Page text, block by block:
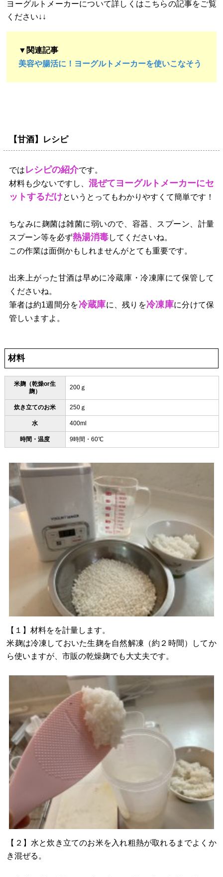
ヨーグルトメーカーについて詳しくはこちらの記事をご覧
ください↓↓
▼関連記事
美容や腸活に！ヨーグルトメーカーを使いこなそう
【甘酒】レシピ
ではレシピの紹介です。
材料も少ないですし、 混ぜてヨーグルトメーカーにセ
ットするだけというとってもわかりやすくて簡単です！
ちなみに麹菌は雑菌に弱いので、容器、スプーン、計量
スプーン等を必ず熱湯消毒してくださいね。
この作業は面倒かもしれませんがとても重要です。
出来上がった甘酒は早めに冷蔵庫・冷凍庫にて保管して
くださいね。
筆者は約1週間分を冷蔵庫に、残りを冷凍庫に分けて保
管しいますよ。
材料
米麹（乾燥or生
麹）
200ｇ
炊き立てのお米 250ｇ
水 400ml
時間・温度 9時間・60℃
【１】材料をを計量します。
米麹は冷凍しておいた生麹を自然解凍（約２時間）してか
ら使いますが、市販の乾燥麹でも大丈夫です。
【２】水と炊き立てのお米を入れ粗熱が取れるまでよくか
き混ぜる。